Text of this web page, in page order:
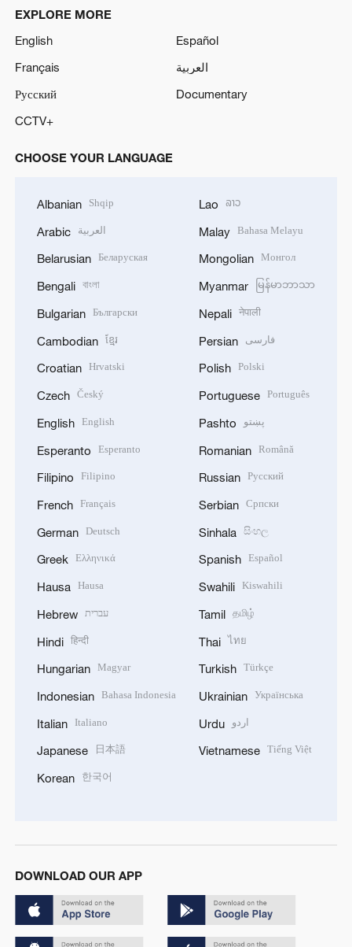
EXPLORE MORE
English
Español
Français
العربية
Русский
Documentary
CCTV+
CHOOSE YOUR LANGUAGE
Albanian Shqip
Arabic العربية
Belarusian Беларуская
Bengali বাংলা
Bulgarian Български
Cambodian ខ្មែរ
Croatian Hrvatski
Czech Český
English English
Esperanto Esperanto
Filipino Filipino
French Français
German Deutsch
Greek Ελληνικά
Hausa Hausa
Hebrew עברית
Hindi हिन्दी
Hungarian Magyar
Indonesian Bahasa Indonesia
Italian Italiano
Japanese 日本語
Korean 한국어
Lao ລາວ
Malay Bahasa Melayu
Mongolian Монгол
Myanmar မြန်မာဘာသာ
Nepali नेपाली
Persian فارسی
Polish Polski
Portuguese Português
Pashto پښتو
Romanian Română
Russian Русский
Serbian Српски
Sinhala සිංහල
Spanish Español
Swahili Kiswahili
Tamil தமிழ்
Thai ไทย
Turkish Türkçe
Ukrainian Українська
Urdu اردو
Vietnamese Tiếng Việt
DOWNLOAD OUR APP